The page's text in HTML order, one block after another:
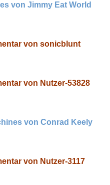
von Jimmy Eat World
von sonicblunt
von Nutzer-53828
von Conrad Keely
von Nutzer-3117